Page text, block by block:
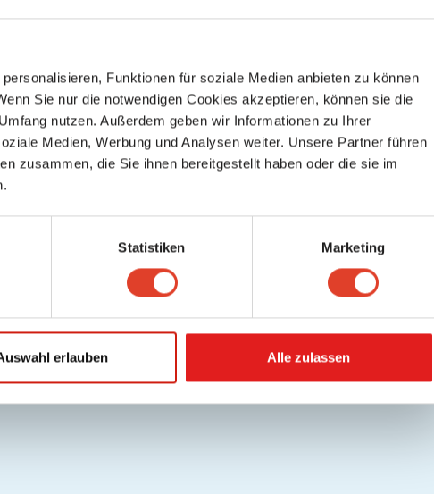
Funktionen für soziale Medien anbieten zu können
Sie nur die notwendigen Cookies akzeptieren, können sie die
nutzen. Außerdem geben wir Informationen zu Ihrer
Medien, Werbung und Analysen weiter. Unsere Partner führen
zusammen, die Sie ihnen bereitgestellt haben oder die sie im
Statistiken Marketing
erlauben Alle zulassen